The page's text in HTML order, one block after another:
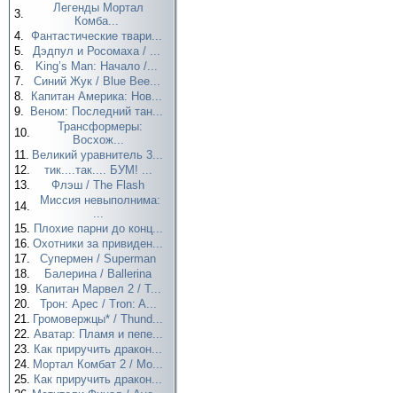
3.
Легенды Мортал
Комба...
4. Фантастические твари...
5.
Дэдпул и Росомаха / ...
6.
King’s Man: Начало /...
7.
Синий Жук / Blue Bee...
8.
Капитан Америка: Нов...
9.
Веном: Последний тан...
10.
Трансформеры:
Восхож...
11. Великий уравнитель 3...
12.
тик....так.... БУМ! ...
13.
Флэш / The Flash
14.
Миссия невыполнима:
...
15. Плохие парни до конц...
16. Охотники за привиден...
17.
Супермен / Superman
18.
Балерина / Ballerina
19. Капитан Марвел 2 / T...
20.
Трон: Арес / Tron: A...
21. Громовержцы* / Thund...
22. Аватар: Пламя и пепе...
23. Как приручить дракон...
24. Мортал Комбат 2 / Mo...
25. Как приручить дракон...